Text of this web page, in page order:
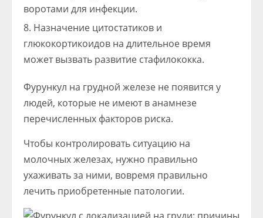
воротами для инфекции.
Назначение цитостатиков и
глюкокортикоидов на длительное время
может вызвать развитие стафилококка.
Фурункул на грудной железе не появится у
людей, которые не имеют в анамнезе
перечисленных факторов риска.
Чтобы контролировать ситуацию на
молочных железах, нужно правильно
ухаживать за ними, вовремя правильно
лечить приобретенные патологии.